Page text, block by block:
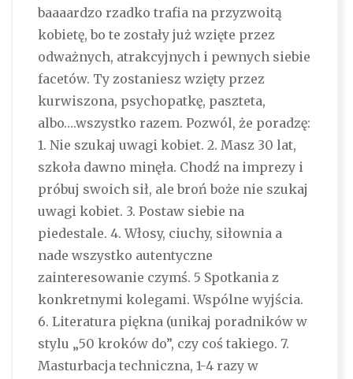
baaaardzo rzadko trafia na przyzwoitą
kobietę, bo te zostały już wzięte przez
odważnych, atrakcyjnych i pewnych siebie
facetów. Ty zostaniesz wzięty przez
kurwiszona, psychopatkę, paszteta,
albo….wszystko razem. Pozwól, że poradzę:
1. Nie szukaj uwagi kobiet. 2. Masz 30 lat,
szkoła dawno minęła. Chodź na imprezy i
próbuj swoich sił, ale broń boże nie szukaj
uwagi kobiet. 3. Postaw siebie na
piedestale. 4. Włosy, ciuchy, siłownia a
nade wszystko autentyczne
zainteresowanie czymś. 5 Spotkania z
konkretnymi kolegami. Wspólne wyjścia.
6. Literatura piękna (unikaj poradników w
stylu „50 kroków do”, czy coś takiego. 7.
Masturbacja techniczna, 1-4 razy w